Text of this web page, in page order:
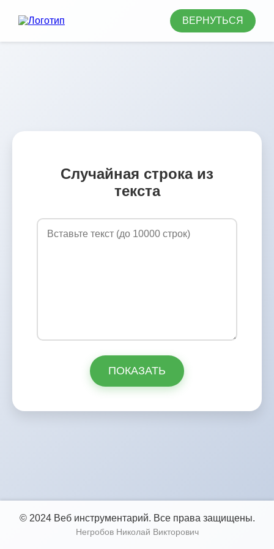
ВЕРНУТЬСЯ
Случайная строка из
текста
ПОКАЗАТЬ
© 2024 Веб инструментарий. Все права защищены.
Негробов Николай Викторович